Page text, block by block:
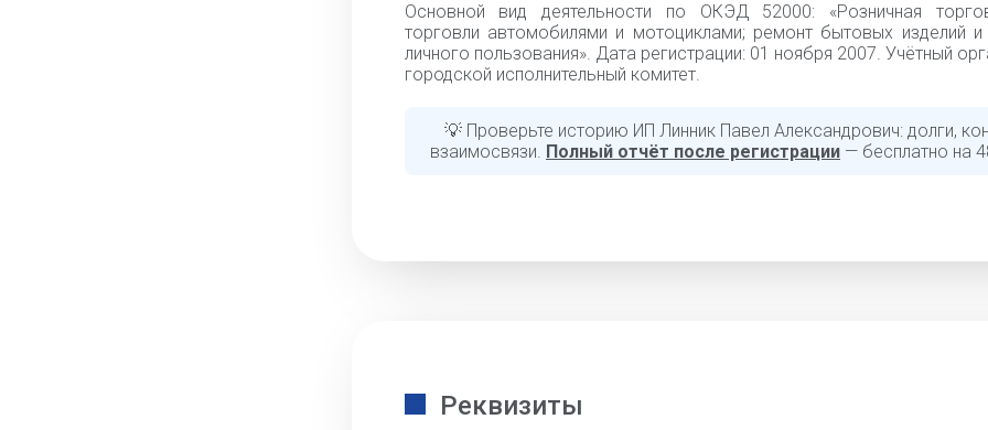
Основной вид деятельности по ОКЭД 52000: «Розничная
торговли автомобилями и мотоциклами; ремонт бытовых изделий
личного пользования». Дата регистрации: 01 ноября 2007. Учётный
городской исполнительный комитет.
💡 Проверьте историю ИП Линник Павел Александрович: долги,
взаимосвязи. Полный отчёт после регистрации — бесплатно на
Реквизиты